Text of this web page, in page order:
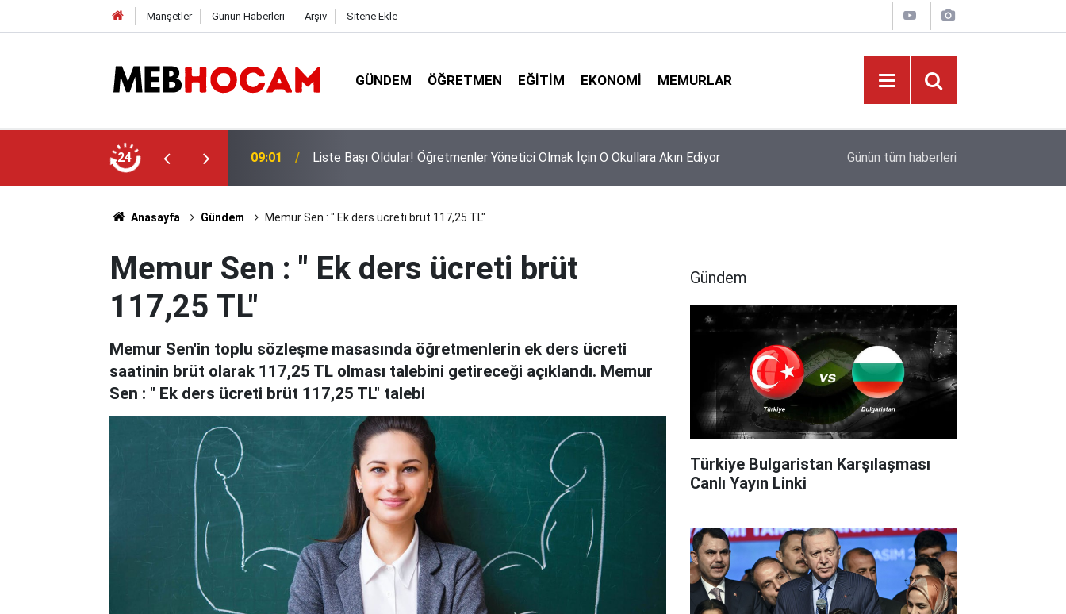
Manşetler Günün Haberleri Arşiv Sitene Ekle
GÜNDEM ÖĞRETMEN EĞITIM EKONOMI MEMURLAR
24
Olmak İçin O Okullara Akın Ediyor 23:02
Mazeret Tayini Yapan Öğretmenler Dikkkat: Bu Onayı Almayanların Tercihi
İptal Olacak!
Ölçüt' Zorunluluğu
Günün tüm haberleri
Anasayfa Gündem Memur Sen : " Ek ders ücreti brüt 117,25 TL"
Memur Sen : " Ek ders ücreti brüt
117,25 TL"
Memur Sen'in toplu sözleşme masasında öğretmenlerin ek ders ücreti
saatinin brüt olarak 117,25 TL olması talebini getireceği açıklandı. Memur
Sen : " Ek ders ücreti brüt 117,25 TL" talebi
Gündem
Türkiye Bulgaristan Karşılaşması
Canlı Yayın Linki